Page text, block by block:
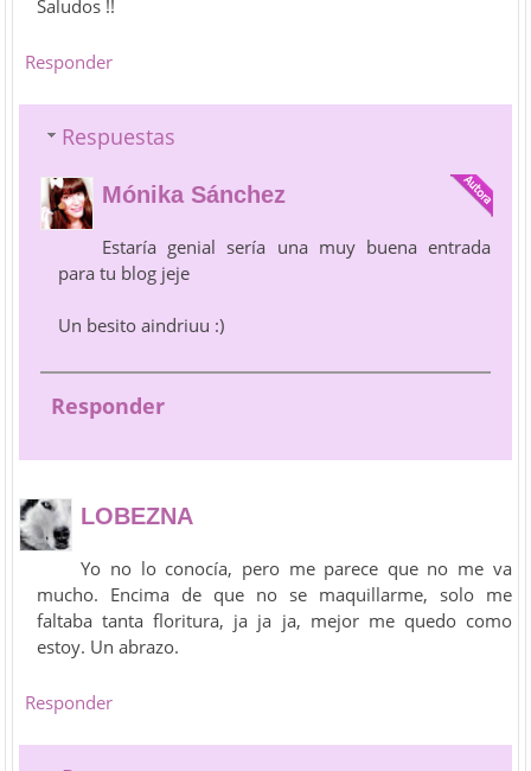
Saludos !!
Responder
Respuestas
Mónika Sánchez
Estaría genial sería una muy buena entrada
para tu blog jeje
Un besito aindriuu :)
Responder
LOBEZNA
Yo no lo conocía, pero me parece que no me va
mucho. Encima de que no se maquillarme, solo me
faltaba tanta floritura, ja ja ja, mejor me quedo como
estoy. Un abrazo.
Responder